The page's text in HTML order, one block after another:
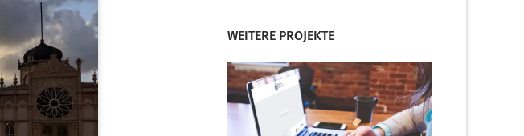
WEITERE PROJEKTE